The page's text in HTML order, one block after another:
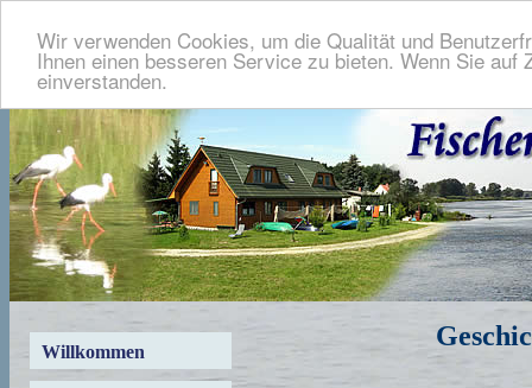
Wir verwenden Cookies, um die Qualität und
Ihnen einen besseren Service zu bieten. Wenn Sie
einverstanden.
Willkommen